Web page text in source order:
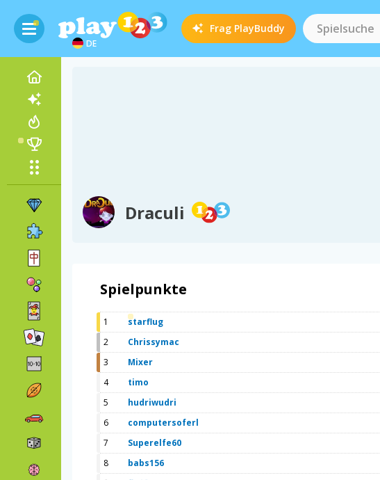
DE
Frag PlayBuddy
Draculi
Spielpunkte
1 starflug
2
Chrissymac
3
Mixer
4
timo
5
hudriwudri
6
computersoferl
7
Superelfe60
8
babs156